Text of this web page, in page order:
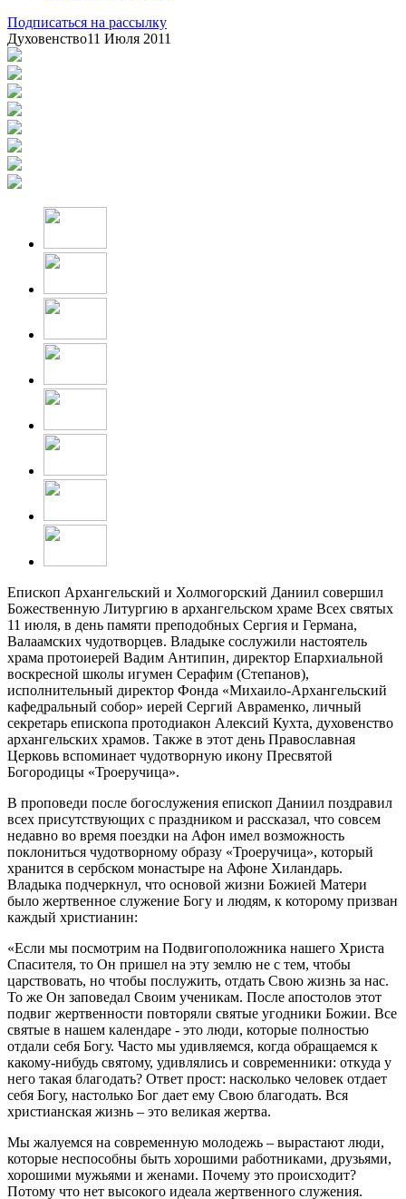
Подписаться на рассылку
Духовенство11 Июля 2011
Епископ Архангельский и Холмогорский Даниил совершил
Божественную Литургию в архангельском храме Всех святых
11 июля, в день памяти преподобных Сергия и Германа,
Валаамских чудотворцев. Владыке сослужили настоятель
храма протоиерей Вадим Антипин, директор Епархиальной
воскресной школы игумен Серафим (Степанов),
исполнительный директор Фонда «Михаило-Архангельский
кафедральный собор» иерей Сергий Авраменко, личный
секретарь епископа протодиакон Алексий Кухта, духовенство
архангельских храмов. Также в этот день Православная
Церковь вспоминает чудотворную икону Пресвятой
Богородицы «Троеручица».
В проповеди после богослужения епископ Даниил поздравил
всех присутствующих с праздником и рассказал, что совсем
недавно во время поездки на Афон имел возможность
поклониться чудотворному образу «Троеручица», который
хранится в сербском монастыре на Афоне Хиландарь.
Владыка подчеркнул, что основой жизни Божией Матери
было жертвенное служение Богу и людям, к которому призван
каждый христианин:
«Если мы посмотрим на Подвигоположника нашего Христа
Спасителя, то Он пришел на эту землю не с тем, чтобы
царствовать, но чтобы послужить, отдать Свою жизнь за нас.
То же Он заповедал Своим ученикам. После апостолов этот
подвиг жертвенности повторяли святые угодники Божии. Все
святые в нашем календаре - это люди, которые полностью
отдали себя Богу. Часто мы удивляемся, когда обращаемся к
какому-нибудь святому, удивлялись и современники: откуда у
него такая благодать? Ответ прост: насколько человек отдает
себя Богу, настолько Бог дает ему Свою благодать. Вся
христианская жизнь – это великая жертва.
Мы жалуемся на современную молодежь – вырастают люди,
которые неспособны быть хорошими работниками, друзьями,
хорошими мужьями и женами. Почему это происходит?
Потому что нет высокого идеала жертвенного служения.